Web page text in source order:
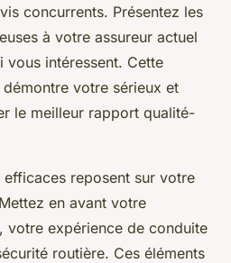
concurrents. Présentez les
à votre assureur actuel
intéressent. Cette
votre sérieux et
le meilleur rapport qualité-
efficaces reposent sur votre
en avant votre
votre expérience de conduite
routière. Ces éléments